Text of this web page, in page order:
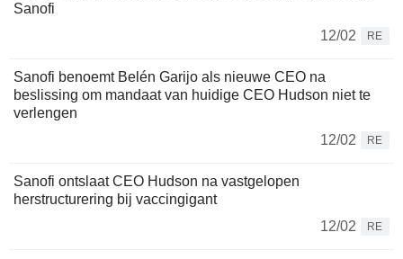
Sanofi
12/02
RE
Sanofi benoemt Belén Garijo als nieuwe CEO na
beslissing om mandaat van huidige CEO Hudson niet te
verlengen
12/02
RE
Sanofi ontslaat CEO Hudson na vastgelopen
herstructurering bij vaccingigant
12/02
RE